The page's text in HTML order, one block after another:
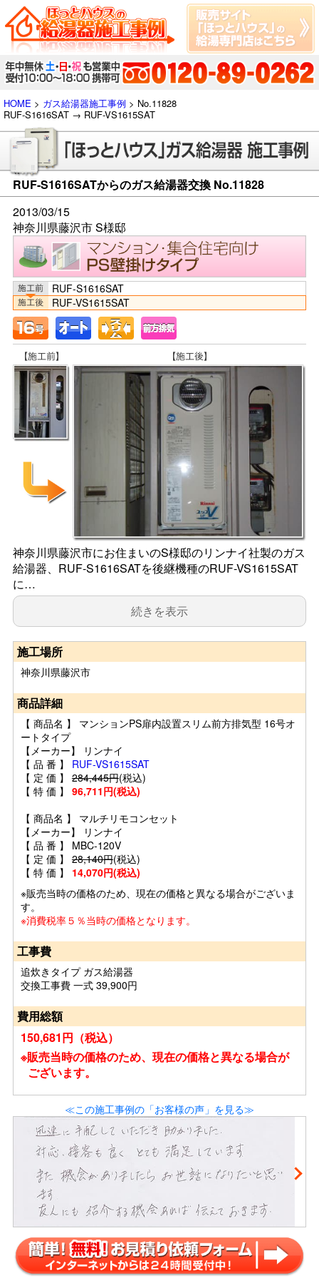
HOME > ガス給湯器施工事例 > No.11828
RUF-S1616SAT → RUF-VS1615SAT
RUF-S1616SATからのガス給湯器交換 No.11828
2013/03/15
神奈川県藤沢市 S様邸
RUF-S1616SAT
RUF-VS1615SAT
神奈川県藤沢市にお住まいのS様邸のリンナイ社製のガス
給湯器、RUF-S1616SATを後継機種のRUF-VS1615SAT
に…
続きを表示
施工場所
神奈川県藤沢市
商品詳細
【 商品名 】 マンションPS扉内設置スリム前方排気型 16号オ
ートタイプ
【メーカー】 リンナイ
【 品 番 】 RUF-VS1615SAT
【 定 価 】 284,445円(税込)
【 特 価 】 96,711円(税込)
【 商品名 】 マルチリモコンセット
【メーカー】 リンナイ
【 品 番 】 MBC-120V
【 定 価 】 28,140円(税込)
【 特 価 】 14,070円(税込)
※販売当時の価格のため、現在の価格と異なる場合がございま
す。
※消費税率５％当時の価格となります。
工事費
追炊きタイプ ガス給湯器
交換工事費 一式 39,900円
費用総額
150,681円（税込）
※販売当時の価格のため、現在の価格と異なる場合が
ございます。
≪この施工事例の「お客様の声」を見る≫